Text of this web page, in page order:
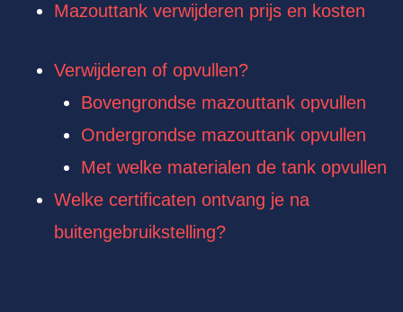
Mazouttank verwijderen prijs en kosten
Verwijderen of opvullen?
Bovengrondse mazouttank opvullen
Ondergrondse mazouttank opvullen
Met welke materialen de tank opvullen
Welke certificaten ontvang je na
buitengebruikstelling?